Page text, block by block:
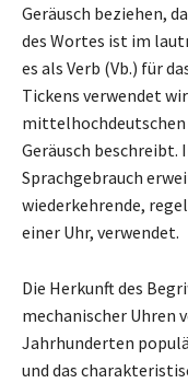
Geräusch beziehen,
des Wortes ist im
es als Verb (Vb.) für
Tickens verwendet
mittelhochdeutschen
Geräusch beschreibt.
Sprachgebrauch
wiederkehrende,
einer Uhr, verwendet.
Die Herkunft des
mechanischer Uhren
Jahrhunderten
und das